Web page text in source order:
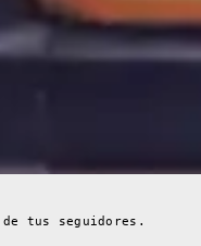
tus seguidores.